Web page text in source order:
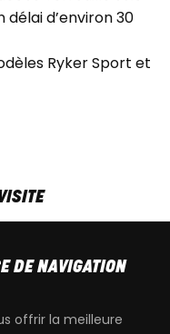
d’environ 30
Ryker Sport et
DE NAVIGATION
offrir la meilleure